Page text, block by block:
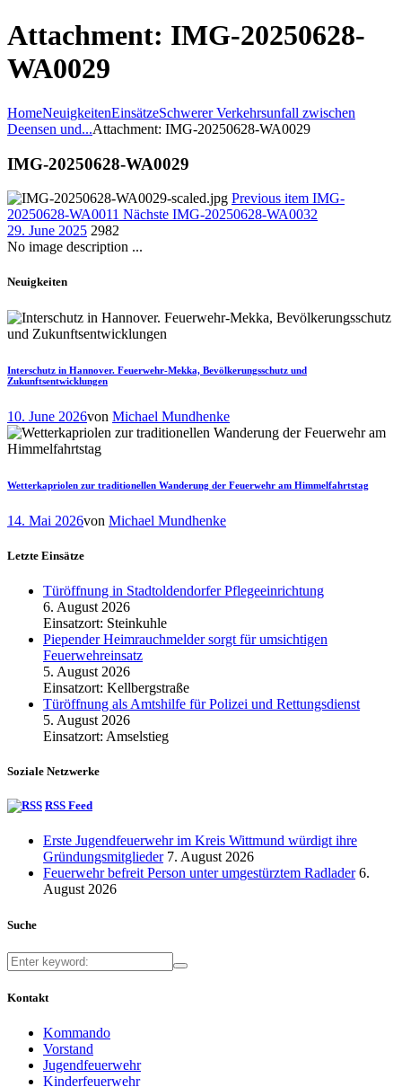
Attachment: IMG-20250628-
WA0029
HomeNeuigkeitenEinsätzeSchwerer Verkehrsunfall zwischen
Deensen und...Attachment: IMG-20250628-WA0029
IMG-20250628-WA0029
Previous item IMG-
20250628-WA0011 Nächste IMG-20250628-WA0032
29. June 2025 2982
No image description ...
Neuigkeiten
Interschutz in Hannover. Feuerwehr-Mekka, Bevölkerungsschutz und
Zukunftsentwicklungen
10. June 2026von Michael Mundhenke
Wetterkapriolen zur traditionellen Wanderung der Feuerwehr am Himmelfahrtstag
14. Mai 2026von Michael Mundhenke
Letzte Einsätze
Türöffnung in Stadtoldendorfer Pflegeeinrichtung
6. August 2026
Einsatzort: Steinkuhle
Piepender Heimrauchmelder sorgt für umsichtigen
Feuerwehreinsatz
5. August 2026
Einsatzort: Kellbergstraße
Türöffnung als Amtshilfe für Polizei und Rettungsdienst
5. August 2026
Einsatzort: Amselstieg
Soziale Netzwerke
RSS Feed
Erste Jugendfeuerwehr im Kreis Wittmund würdigt ihre
Gründungsmitglieder 7. August 2026
Feuerwehr befreit Person unter umgestürztem Radlader 6.
August 2026
Suche
Kontakt
Kommando
Vorstand
Jugendfeuerwehr
Kinderfeuerwehr